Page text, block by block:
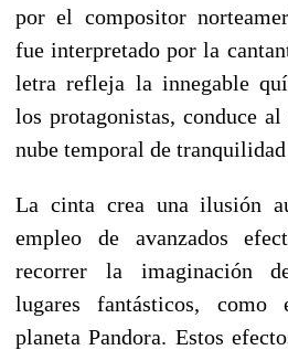
por el compositor
fue interpretado por la
letra refleja la innegable
los protagonistas, conduce al
nube temporal de
La cinta crea una ilusión
empleo de avanzados
recorrer la imaginación
lugares fantásticos,
planeta Pandora. Estos